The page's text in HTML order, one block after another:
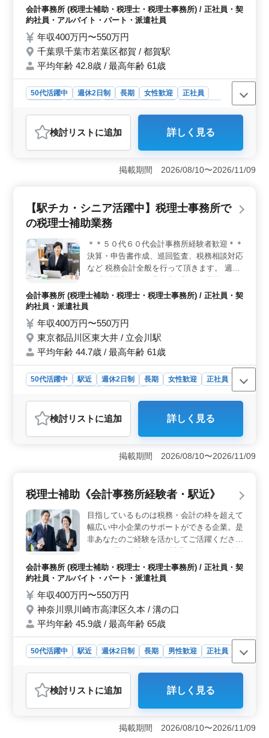
支援業務 ・法人税申告書、決算書の作成 な
ど ☆求人のおすすめポイント☆ ・会計ソフ
能 ・税理士科目合格者歓迎！ ・土日祝休み
50代以上の方、新規採用実績ございます！
少人数の事務所なので、とてもアットホーム
な環境です！ ご応募お待ちしております＾
＾
会計事務所 (税理士補助・税理士・税理士事務所) / 正社員・契
約社員・アルバイト・パート・派遣社員
年収400万円〜550万円
千葉県千葉市若葉区都賀 / 都賀駅
平均年齢 42.8歳 / 最高年齢 61歳
50代活躍中 週休2日制 長期 女性歓迎
正社員
おすすめポイント
＜経験・資格の優遇条件＞ 経験豊富な方を歓迎し、会
計事務所での経験が5年以上ある方や税理士科目合格者の
応募を期待しています。特に50代以上のベテランも積極
的に採用しており、経験を活かして活躍できる環境で
計ソフトを用いて、正確かつ効率的に業務を行います。
少人数の事務所ならではのアットホームな雰囲気の中
で、充実した仕事をすることが可能です。 ＜働きや
すさ＞ 週3日からの勤務が可能で、土日祝日はしっかり
休むことができます。また、社会保険完備や通勤手当の
支給など、福利厚生も整っています。年間休日125日と、
ワークライフバランスを重視した働き方が実現できま
す。
検討リスト に追加 詳しく見る
掲載期間 2026/08/10〜2026/11/09
【駅チカ・シニア活躍中】税理士事務所で
の税理士補助業務
＊＊５０代６０代会計事務所経験者歓迎＊＊
決算・申告書作成、巡回監査、税務相談対応
など 税務会計全般を行って頂きます。 週休
お客様と接することが好きなスタッフが揃っ
ています！ 是非ご応募お待ちしておりま
会計事務所 (税理士補助・税理士・税理士事務所) / 正社員・契
約社員・派遣社員
年収400万円〜550万円
東京都品川区東大井 / 立会川駅
平均年齢 44.7歳 / 最高年齢 61歳
50代活躍中 駅近 週休2日制 長期 女性歓迎
正社員
おすすめポイント
【シニア活躍の税理士補助業務】 税理士事務所での税
務会計業務の求人です。経験者であれば、50代や60代の
方も歓迎されます。週休2日制で駅近の便利な環境で、お
客様との対話が好きな方に最適な職場です。 【福利
休暇、有給休暇なども充実しています。 【おすすめ
れ、シニア層の経験を十分に活かせる環境となっていま
す。税理士事務所経験がある方はもちろん、お客様との
対話が好きな方にピッタリの求人です。
検討リスト に追加 詳しく見る
掲載期間 2026/08/10〜2026/11/09
税理士補助《会計事務所経験者・駅近》
目指しているものは税務・会計の枠を超えて
幅広い中小企業のサポートができる企業。是
非あなたのご経験を活かしてご活躍くださ
表・会計帳簿作成、会計ソフト導入、会計指
導、記帳計算、巡回監査、経理・財務に関す
署類の作成、税務相談、租税に関する訴訟補
佐） ※ベテラン会計事務所経験者歓迎 ※税
理⼠・税理士科目合格者の方条件面優遇
会計事務所 (税理士補助・税理士・税理士事務所) / 正社員・契
約社員・アルバイト・パート・派遣社員
年収400万円〜550万円
神奈川県川崎市高津区久本 / 溝の口
平均年齢 45.9歳 / 最高年齢 65歳
50代活躍中 駅近 週休2日制 長期 男性歓迎
正社員
おすすめポイント
＜税理士補助業務のエキスパート募集＞ 神奈川県川崎
市高津区久本／溝の口にある会計事務所では、税理士補
幅広い業務に携われる環境です。 ＜業務内容と条件
検討リスト に追加 詳しく見る
掲載期間 2026/08/10〜2026/11/09